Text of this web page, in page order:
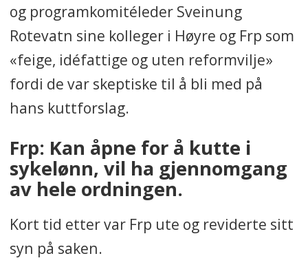
og programkomitéleder Sveinung
Rotevatn sine kolleger i Høyre og Frp som
«feige, idéfattige og uten reformvilje»
fordi de var skeptiske til å bli med på
hans kuttforslag.
Frp: Kan åpne for å kutte i
sykelønn, vil ha gjennomgang
av hele ordningen.
Kort tid etter var Frp ute og reviderte sitt
syn på saken.